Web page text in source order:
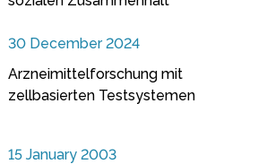
30 December 2024
Arzneimittelforschung mit
zellbasierten Testsystemen
15 January 2003